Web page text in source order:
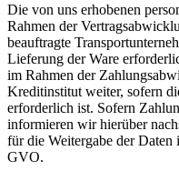
Die von uns erhobenen
Rahmen der
beauftragte
Lieferung der Ware
im Rahmen der
Kreditinstitut weiter, sofern
erforderlich ist. Sofern
informieren wir hierüber
für die Weitergabe der
GVO.